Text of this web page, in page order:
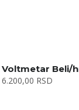
Voltmetar Beli/
6.200,00 RSD